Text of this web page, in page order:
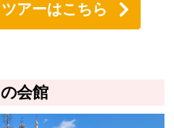
アーはこちら
会館